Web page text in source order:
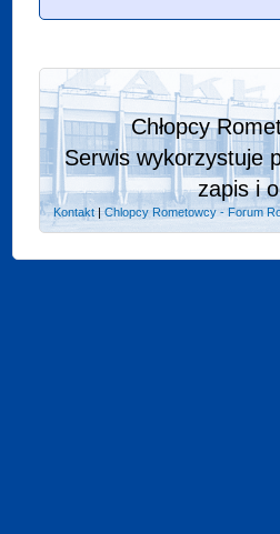
Chłopcy
Serwis wykorzystuje
zapis i
Kontakt|Chlopcy Rometowcy - Forum